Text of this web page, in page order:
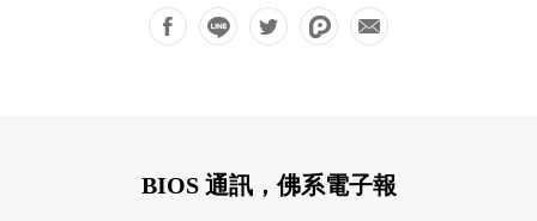
BIOS 通訊，佛系電子報